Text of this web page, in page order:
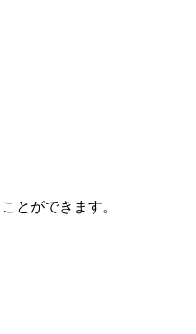
とができます。